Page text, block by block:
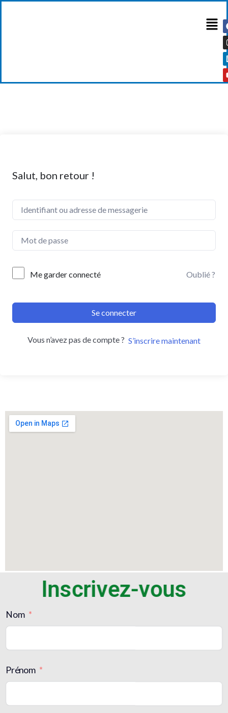
Salut, bon retour !
Me garder connecté Oublié ?
Se connecter
Vous n’avez pas de compte ? S’inscrire maintenant
Inscrivez-vous
Nom
Prénom